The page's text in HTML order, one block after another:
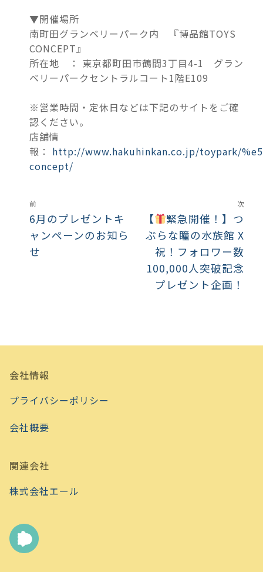
▼開催場所
南町田グランベリーパーク内 『博品館TOYS
CONCEPT』
所在地 ： 東京都町田市鶴間3丁目4-1 グラン
ベリーパークセントラルコート1階E109
※営業時間・定休日などは下記のサイトをご確
認ください。
店舗情
報： http://www.hakuhinkan.co.jp/toypark/
concept/
前
6月のプレゼントキ
ャンペーンのお知ら
せ
次
【
緊急開催！】つ
ぶらな瞳の水族館 X
祝！フォロワー数
100,000人突破記念
プレゼント企画！
会社情報
プライバシーポリシー
会社概要
関連会社
株式会社エール